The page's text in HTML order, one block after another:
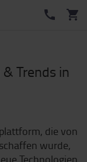
Trends in
die von
wurde,
Technologien